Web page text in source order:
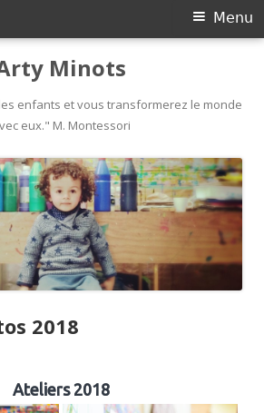
Minots
enfants et vous transformerez le monde
eux." M. Montessori
Menu
:
2018
Ateliers 2018